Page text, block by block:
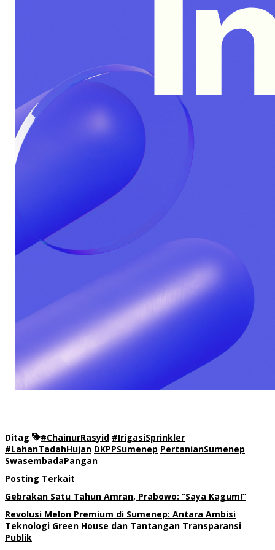
Ditag #ChainurRasyid #IrigasiSprinkler
#LahanTadahHujan DKPPSumenep PertanianSumenep
SwasembadaPangan
Posting Terkait
Gebrakan Satu Tahun Amran, Prabowo: “Saya Kagum!”
Revolusi Melon Premium di Sumenep: Antara Ambisi
Teknologi Green House dan Tantangan Transparansi
Publik